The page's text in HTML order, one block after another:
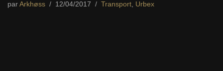
par Arkhøss 12/04/2017 Transport, Urbex